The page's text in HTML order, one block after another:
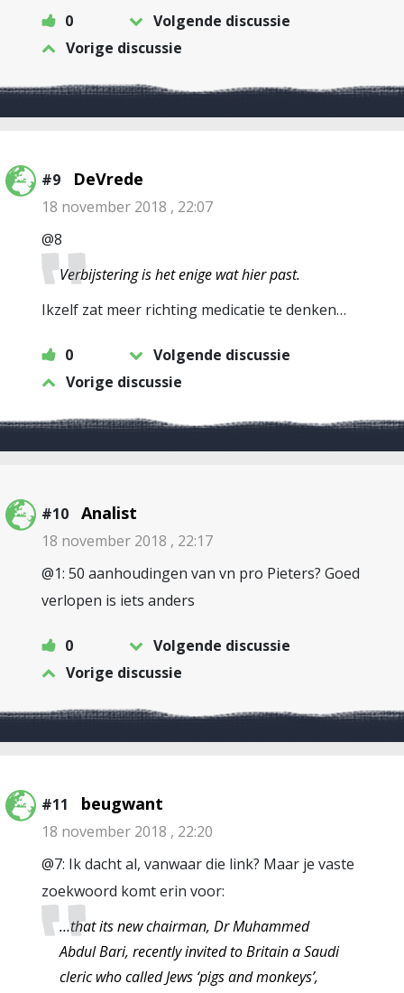
0
Volgende discussie
Vorige discussie
#9 DeVrede
18 november 2018 , 22:07
@8
Verbijstering is het enige wat hier past.
Ikzelf zat meer richting medicatie te denken…
0
Volgende discussie
Vorige discussie
#10 Analist
18 november 2018 , 22:17
@1: 50 aanhoudingen van vn pro Pieters? Goed
verlopen is iets anders
0
Volgende discussie
Vorige discussie
#11 beugwant
18 november 2018 , 22:20
@7: Ik dacht al, vanwaar die link? Maar je vaste
zoekwoord komt erin voor:
…that its new chairman, Dr Muhammed
Abdul Bari, recently invited to Britain a Saudi
cleric who called Jews ‘pigs and monkeys’,